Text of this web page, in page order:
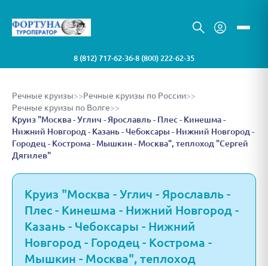
8 (812) 717-62-36•8 (800) 222-62-35
Речные круизы>>Речные круизы по России>>
Речные круизы по Волге>>
Круиз "Москва - Углич - Ярославль - Плес - Кинешма -
Нижний Новгород - Казань - Чебоксары - Нижний Новгород -
Городец - Кострома - Мышкин - Москва", теплоход "Сергей
Дягилев"
Круиз "Москва - Углич - Ярославль -
Плес - Кинешма - Нижний Новгород -
Казань - Чебоксары - Нижний
Новгород - Городец - Кострома -
Мышкин - Москва", теплоход